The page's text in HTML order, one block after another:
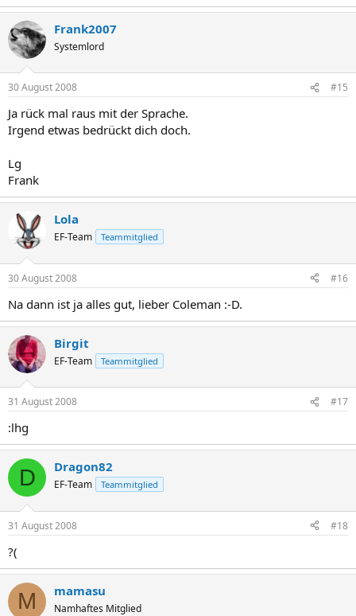
Frank2007
Systemlord
30 August 2008 #15
Ja rück mal raus mit der Sprache.
Irgend etwas bedrückt dich doch.
Lg
Frank
Lola
EF-Team Teammitglied
30 August 2008 #16
Na dann ist ja alles gut, lieber Coleman :-D.
Birgit
EF-Team Teammitglied
31 August 2008 #17
:lhg
D Dragon82
EF-Team Teammitglied
31 August 2008 #18
?(
M mamasu
Namhaftes Mitglied